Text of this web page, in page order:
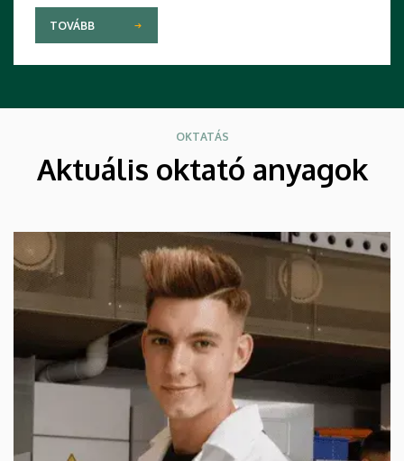
TOVÁBB
OKTATÁS
Aktuális oktató anyagok